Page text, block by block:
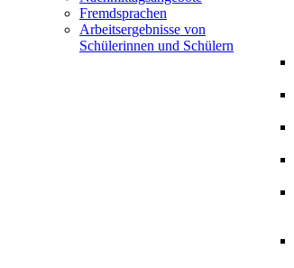
Fremdsprachen
Arbeitsergebnisse von
Schülerinnen und Schülern